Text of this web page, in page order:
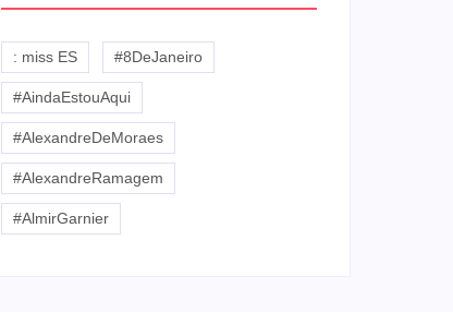
: miss ES #8DeJaneiro
#AindaEstouAqui
#AlexandreDeMoraes
#AlexandreRamagem
#AlmirGarnier